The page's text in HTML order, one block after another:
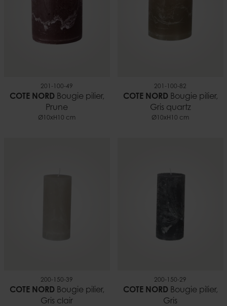
201-100-49
COTE NORD Bougie pilier,
Prune
Ø10xH10 cm
201-100-82
COTE NORD Bougie pilier,
Gris quartz
Ø10xH10 cm
200-150-39
COTE NORD Bougie pilier,
Gris clair
200-150-29
COTE NORD Bougie pilier,
Gris